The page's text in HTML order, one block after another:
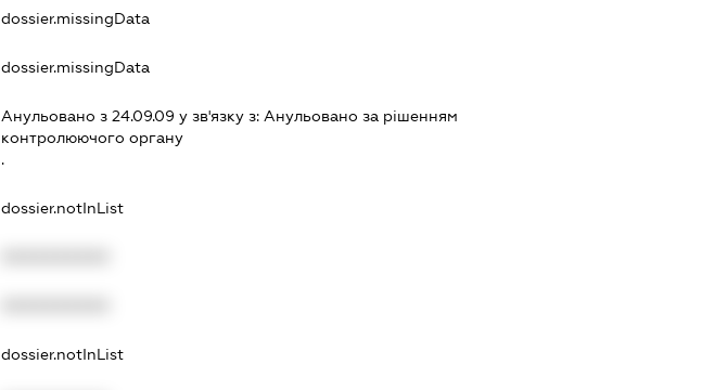
dossier.missingData
dossier.missingData
Анульовано з 24.09.09 у зв'язку з: Анульовано за рiшенням
контролюючого органу
.
dossier.notInList
dossier.notInList